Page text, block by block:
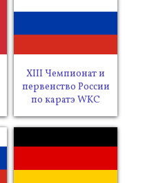
XIII Чемпионат и
первенство России
по каратэ WKC